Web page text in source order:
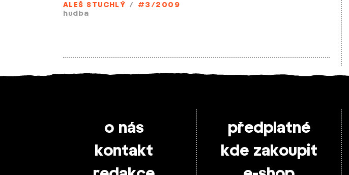
ALEŠ STUCHLÝ /
#3/2009
hudba
o nás
kontakt
předplatné
kde zakoupit